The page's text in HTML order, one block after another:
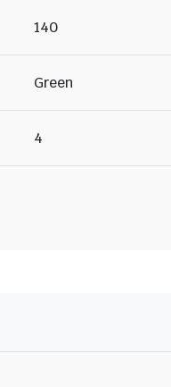
140
Green
4